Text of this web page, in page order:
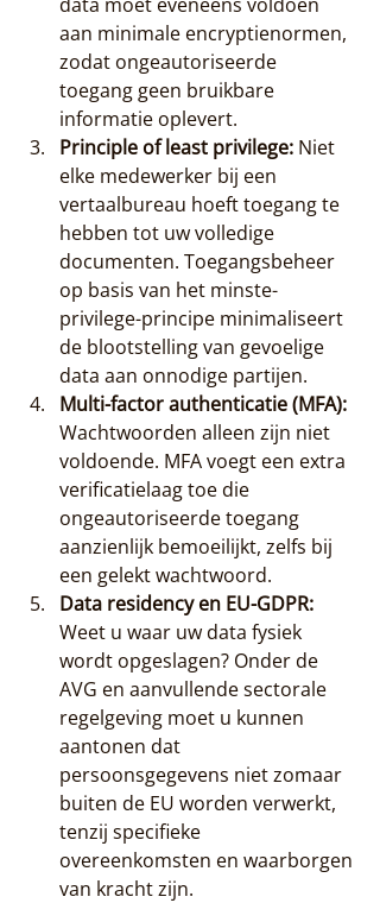
aan minimale encryptienormen,
zodat ongeautoriseerde
toegang geen bruikbare
informatie oplevert.
Principle of least privilege: Niet
elke medewerker bij een
vertaalbureau hoeft toegang te
hebben tot uw volledige
documenten. Toegangsbeheer
op basis van het minste-
privilege-principe minimaliseert
de blootstelling van gevoelige
data aan onnodige partijen.
Multi-factor authenticatie (MFA):
Wachtwoorden alleen zijn niet
voldoende. MFA voegt een extra
verificatielaag toe die
ongeautoriseerde toegang
aanzienlijk bemoeilijkt, zelfs bij
een gelekt wachtwoord.
Data residency en EU-GDPR:
Weet u waar uw data fysiek
wordt opgeslagen? Onder de
AVG en aanvullende sectorale
regelgeving moet u kunnen
aantonen dat
persoonsgegevens niet zomaar
buiten de EU worden verwerkt,
tenzij specifieke
overeenkomsten en waarborgen
van kracht zijn.